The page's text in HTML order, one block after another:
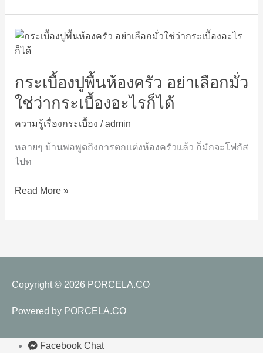
กระเบื้องปูพื้นห้องครัว อย่าเลือกมั่ว
ใช่ว่ากระเบื้องอะไรก็ได้
ความรู้เรื่องกระเบื้อง /admin
หลายๆ บ้านพอพูดถึงการตกแต่งห้องครัวแล้ว ก็มักจะโฟกัส
ไปท
กระเบื้อง
ปู
ห้อง
ครัว
อย่า
เลือก
ใช่
ว่า
อะไร
Read More »
Copyright © 2026 PORCELA.CO
Powered by PORCELA.CO
Facebook Chat